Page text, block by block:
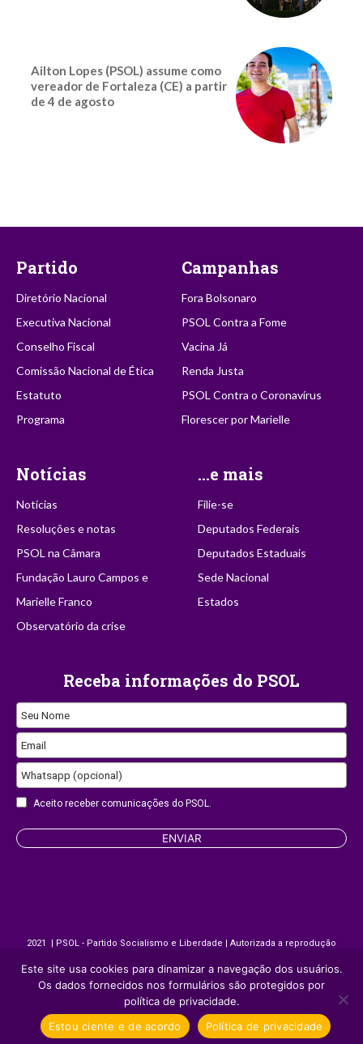
Ailton Lopes (PSOL) assume como
vereador de Fortaleza (CE) a partir
de 4 de agosto
Partido
Diretório Nacional
Executiva Nacional
Conselho Fiscal
Comissão Nacional de Ética
Estatuto
Programa
Campanhas
Fora Bolsonaro
PSOL Contra a Fome
Vacina Já
Renda Justa
PSOL Contra o Coronavírus
Florescer por Marielle
Notícias
Notícias
Resoluções e notas
PSOL na Câmara
Fundação Lauro Campos e
Marielle Franco
Observatório da crise
...e mais
Filie-se
Deputados Federais
Deputados Estaduais
Sede Nacional
Estados
Receba informações do PSOL
Phone
Number
Seu Nome
Email
Whatsapp (opcional)
Aceito receber comunicações do PSOL.
ENVIAR
2021 | PSOL - Partido Socialismo e Liberdade | Autorizada a reprodução
desde que citada a fonte.
Site desenvolvido porAppmobi
Este site usa cookies para dinamizar a navegação dos usuários.
Os dados fornecidos nos formulários são protegidos por
política de privacidade.
Estou ciente e de acordo
Política de privacidade